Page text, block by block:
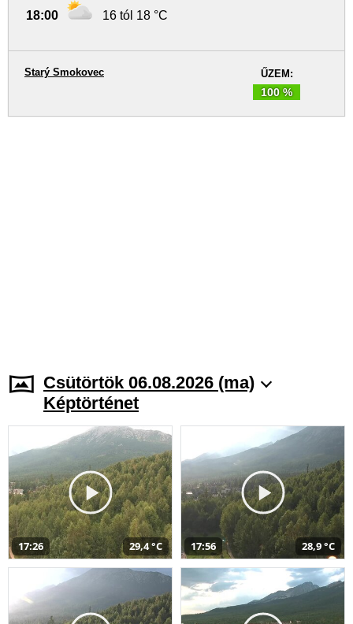
18:00 16 tól 18 °C
ŰZEM:
100 %
Starý Smokovec
Csütörtök 06.08.2026 (ma)
Képtörténet
17:26 29,4 °C 17:56 28,9 °C